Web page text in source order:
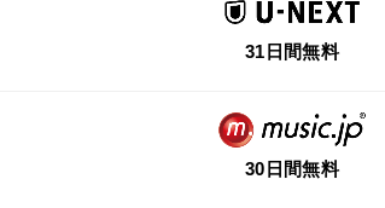
31日間無料
30日間無料